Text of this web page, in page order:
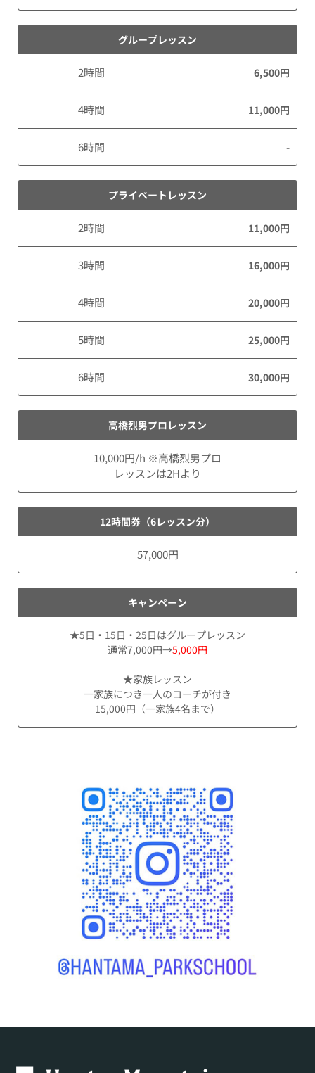
グループレッスン
2時間 6,500円
4時間 11,000円
6時間 -
プライベートレッスン
2時間 11,000円
3時間 16,000円
4時間 20,000円
5時間 25,000円
6時間 30,000円
高橋烈男プロレッスン
10,000円/h ※高橋烈男プロ
レッスンは2Hより
12時間券（6レッスン分）
57,000円
キャンペーン
★5日・15日・25日はグループレッスン
通常7,000円→5,000円
★家族レッスン
一家族につき一人のコーチが付き
15,000円（一家族4名まで）